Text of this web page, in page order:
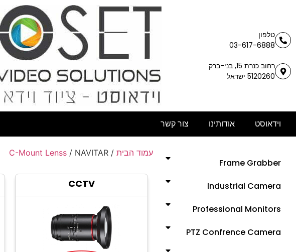
טלפון
03-617-6888
רחוב כנרת 15, בני-ברק
5120260 ישראל
וידאוסט אודותינו צור קשר
Frame Grabber
Industrial Camera
Professional Monitors
PTZ Confrence Camera
עמוד הבית /
C-Mount Lenss / NAVITAR
CCTV